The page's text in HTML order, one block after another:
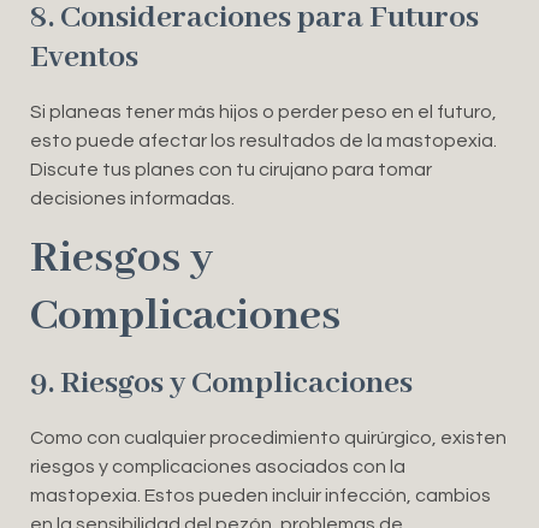
8. Consideraciones para Futuros
Eventos
Si planeas tener más hijos o perder peso en el futuro,
esto puede afectar los resultados de la mastopexia.
Discute tus planes con tu cirujano para tomar
decisiones informadas.
Riesgos y
Complicaciones
9. Riesgos y Complicaciones
Como con cualquier procedimiento quirúrgico, existen
riesgos y complicaciones asociados con la
mastopexia. Estos pueden incluir infección, cambios